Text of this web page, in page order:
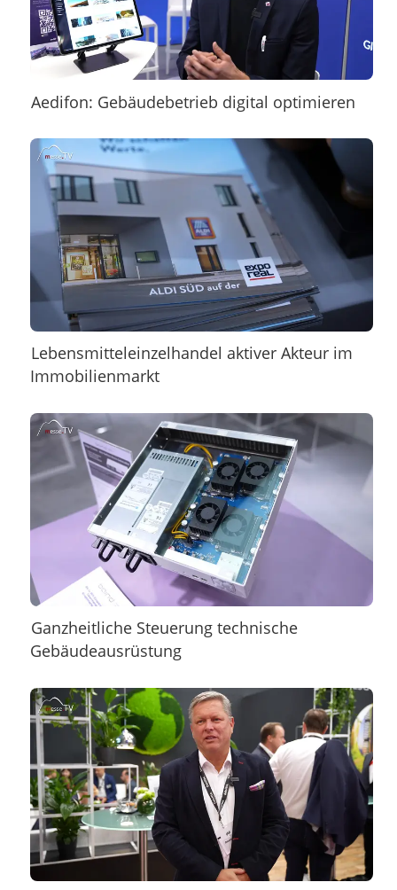
Aedifon: Gebäudebetrieb digital optimieren
Lebensmitteleinzelhandel aktiver Akteur im
Immobilienmarkt
Ganzheitliche Steuerung technische
Gebäudeausrüstung